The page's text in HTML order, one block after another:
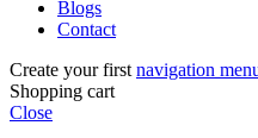
Blogs
Contact
Create your first navigation
Shopping cart
Close